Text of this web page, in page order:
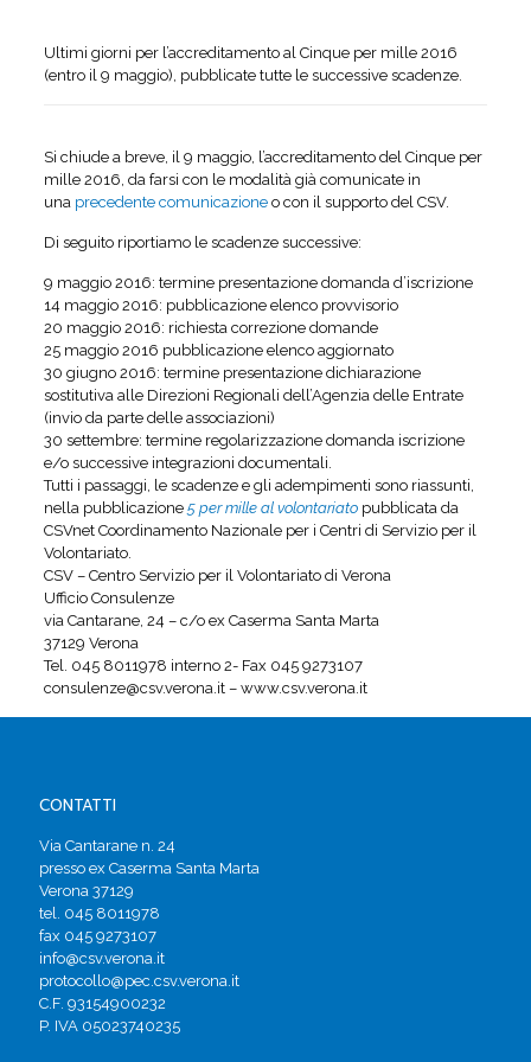
Ultimi giorni per l’accreditamento al Cinque per mille 2016
(entro il 9 maggio), pubblicate tutte le successive scadenze.
Si chiude a breve, il 9 maggio, l’accreditamento del Cinque per
mille 2016, da farsi con le modalità già comunicate in
una precedente comunicazioneo con il supporto del CSV.
Di seguito riportiamo le scadenze successive:
9 maggio 2016: termine presentazione domanda d’iscrizione
14 maggio 2016: pubblicazione elenco provvisorio
20 maggio 2016: richiesta correzione domande
25 maggio 2016 pubblicazione elenco aggiornato
30 giugno 2016: termine presentazione dichiarazione
sostitutiva alle Direzioni Regionali dell’Agenzia delle Entrate
(invio da parte delle associazioni)
30 settembre: termine regolarizzazione domanda iscrizione
e/o successive integrazioni documentali.
Tutti i passaggi, le scadenze e gli adempimenti sono riassunti,
nella pubblicazione 5 per mille al volontariatopubblicata da
CSVnet Coordinamento Nazionale per i Centri di Servizio per il
Volontariato.
CSV – Centro Servizio per il Volontariato di Verona
Ufficio Consulenze
via Cantarane, 24 – c/o ex Caserma Santa Marta
37129 Verona
Tel. 045 8011978 interno 2- Fax 045 9273107
consulenze@csv.verona.it – www.csv.verona.it
CONTATTI
Via Cantarane n. 24
presso ex Caserma Santa Marta
Verona 37129
tel. 045 8011978
fax 045 9273107
info@csv.verona.it
protocollo@pec.csv.verona.it
C.F. 93154900232
P. IVA 05023740235